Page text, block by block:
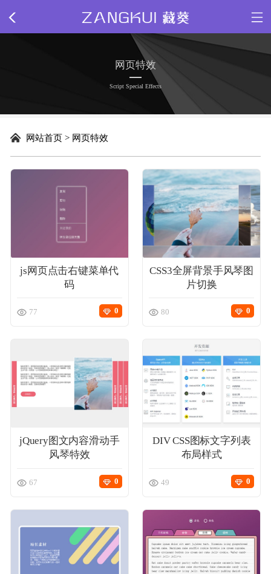
精品源码
投诉建议
网页特效
Script Special Effects
网站首页 > 网页特效
js网页点击右键菜单代
码
77 0
CSS3全屏背景手风琴图
片切换
80 0
jQuery图文内容滑动手
风琴特效
67 0
DIV CSS图标文字列表
布局样式
49 0